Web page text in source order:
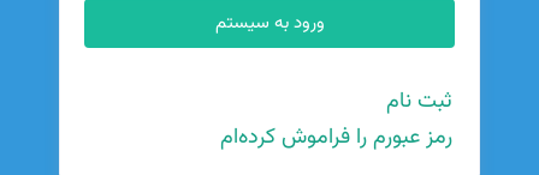
ثبت نام
رمز عبورم را فراموش کرده‌ام